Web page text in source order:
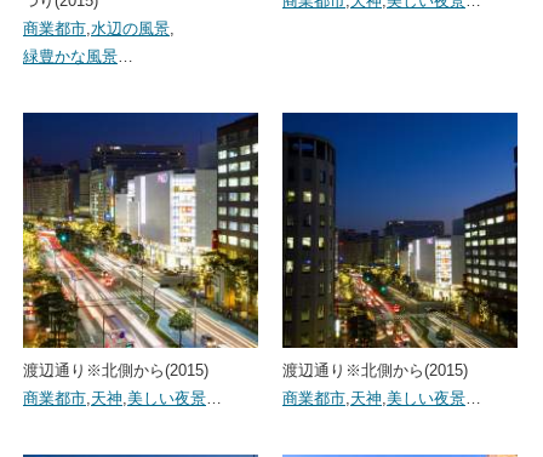
商業都市,水辺の風景,
緑豊かな風景…
渡辺通り※北側から(2015)
商業都市,天神,美しい夜景…
渡辺通り※北側から(2015)
商業都市,天神,美しい夜景…